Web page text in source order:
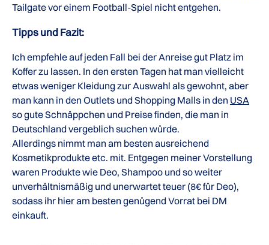
Tailgate vor einem Football-Spiel nicht entgehen.
Tipps und Fazit:
Ich empfehle auf jeden Fall bei der Anreise gut Platz im
Koffer zu lassen. In den ersten Tagen hat man vielleicht
etwas weniger Kleidung zur Auswahl als gewohnt, aber
man kann in den Outlets und Shopping Malls in den USA
so gute Schnäppchen und Preise finden, die man in
Deutschland vergeblich suchen würde.
Allerdings nimmt man am besten ausreichend
Kosmetikprodukte etc. mit. Entgegen meiner Vorstellung
waren Produkte wie Deo, Shampoo und so weiter
unverhältnismäßig und unerwartet teuer (8€ für Deo),
sodass ihr hier am besten genügend Vorrat bei DM
einkauft.